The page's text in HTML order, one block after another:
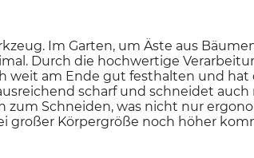
Im Garten, um Äste aus
Durch die hochwertige
weit am Ende gut festhalten und
scharf und schneidet
Schneiden, was nicht nur
großer Körpergröße noch höher